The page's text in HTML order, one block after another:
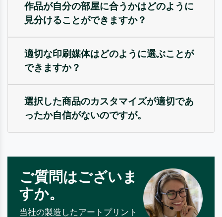
作品が自分の部屋に合うかはどのように
見分けることができますか？
適切な印刷媒体はどのように選ぶことが
できますか？
選択した商品のカスタマイズが適切であ
ったか自信がないのですが。
ご質問はございま
すか。
当社の製造したアートプリント